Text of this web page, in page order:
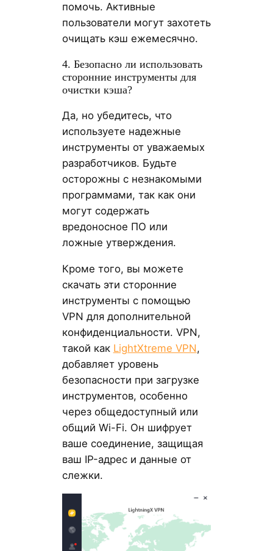
помочь. Активные
пользователи могут захотеть
очищать кэш ежемесячно.
4. Безопасно ли использовать
сторонние инструменты для
очистки кэша?
Да, но убедитесь, что
используете надежные
инструменты от уважаемых
разработчиков. Будьте
осторожны с незнакомыми
программами, так как они
могут содержать
вредоносное ПО или
ложные утверждения.
Кроме того, вы можете
скачать эти сторонние
инструменты с помощью
VPN для дополнительной
конфиденциальности. VPN,
такой как LightXtreme VPN,
добавляет уровень
безопасности при загрузке
инструментов, особенно
через общедоступный или
общий Wi-Fi. Он шифрует
ваше соединение, защищая
ваш IP-адрес и данные от
слежки.